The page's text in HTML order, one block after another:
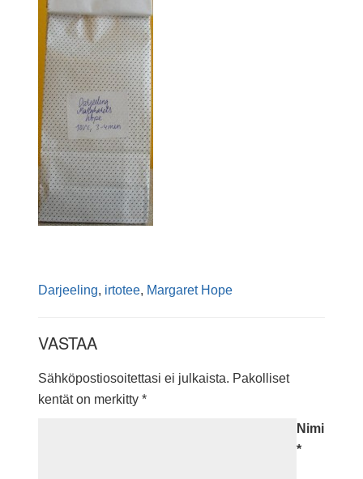
Darjeeling, irtotee, Margaret Hope
VASTAA
Sähköpostiosoitettasi ei julkaista. Pakolliset
kentät on merkitty *
Nimi
*